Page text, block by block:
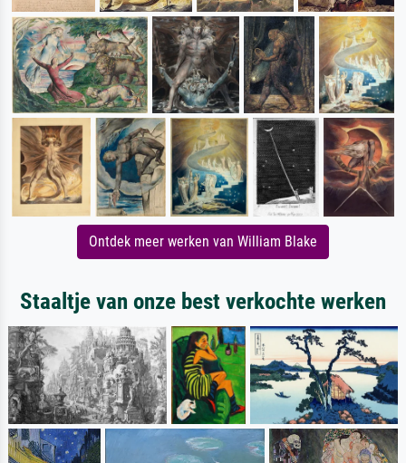
Ontdek meer werken van William Blake
Staaltje van onze best verkochte werken